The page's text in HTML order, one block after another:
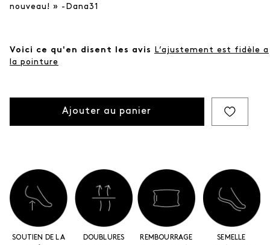
nouveau! » -Dana31
Voici ce qu'en disent les avis
L’ajustement est fidèle a
la pointure
Ajouter au panier
SOUTIEN DE LA
DOUBLURES
REMBOURRAGE
SEMELLE